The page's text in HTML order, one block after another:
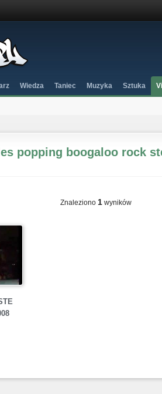
Wiedza Taniec Muzyka Sztuka
popping boogaloo rock
Znaleziono 1 wyników